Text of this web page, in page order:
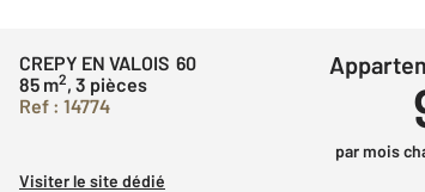
CREPY EN VALOIS 60
85 m2, 3 pièces
Ref : 14774
par mois
Visiter le site dédié